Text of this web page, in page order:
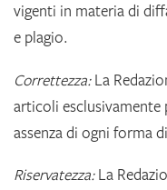
vigenti in materia di
e plagio.
Correttezza:La
articoli
assenza di ogni forma
Riservatezza:La